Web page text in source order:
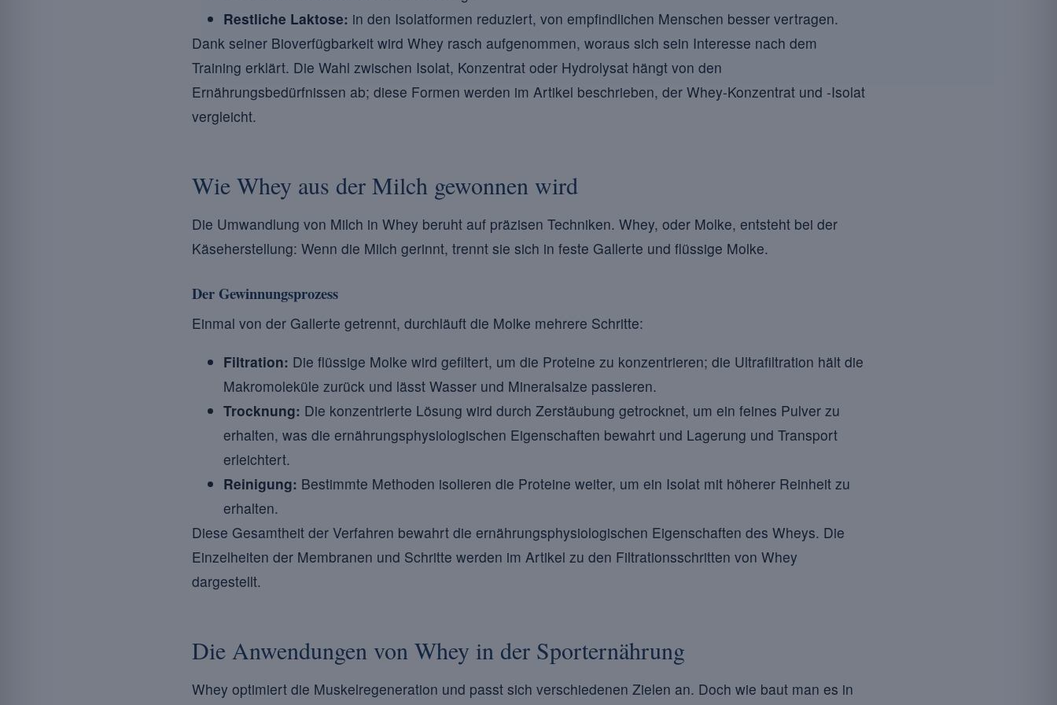
Restliche Laktose: in den Isolatformen reduziert, von empfindlichen Menschen besser vertragen.
Dank seiner Bioverfügbarkeit wird Whey rasch aufgenommen, woraus sich sein Interesse nach dem
Training erklärt. Die Wahl zwischen Isolat, Konzentrat oder Hydrolysat hängt von den
Ernährungsbedürfnissen ab; diese Formen werden im Artikel beschrieben, der Whey-Konzentrat und -Isolat
vergleicht.
Wie Whey aus der Milch gewonnen wird
Die Umwandlung von Milch in Whey beruht auf präzisen Techniken. Whey, oder Molke, entsteht bei der
Käseherstellung: Wenn die Milch gerinnt, trennt sie sich in feste Gallerte und flüssige Molke.
Der Gewinnungsprozess
Einmal von der Gallerte getrennt, durchläuft die Molke mehrere Schritte:
Filtration: Die flüssige Molke wird gefiltert, um die Proteine zu konzentrieren; die Ultrafiltration hält die
Makromoleküle zurück und lässt Wasser und Mineralsalze passieren.
Trocknung: Die konzentrierte Lösung wird durch Zerstäubung getrocknet, um ein feines Pulver zu
erhalten, was die ernährungsphysiologischen Eigenschaften bewahrt und Lagerung und Transport
erleichtert.
Reinigung: Bestimmte Methoden isolieren die Proteine weiter, um ein Isolat mit höherer Reinheit zu
erhalten.
Diese Gesamtheit der Verfahren bewahrt die ernährungsphysiologischen Eigenschaften des Wheys. Die
Einzelheiten der Membranen und Schritte werden im Artikel zu den Filtrationsschritten von Whey
dargestellt.
Die Anwendungen von Whey in der Sporternährung
Whey optimiert die Muskelregeneration und passt sich verschiedenen Zielen an. Doch wie baut man es in